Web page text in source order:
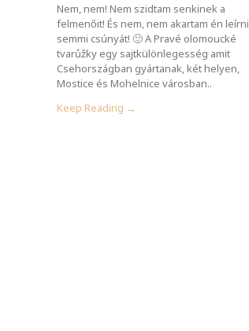
Nem, nem! Nem szidtam senkinek a
felmenőit! És nem, nem akartam én leírni
semmi csúnyát! 🙂 A Pravé olomoucké
tvarůžky egy sajtkülönlegesség amit
Csehországban gyártanak, két helyen,
Mostice és Mohelnice városban..
Keep Reading →